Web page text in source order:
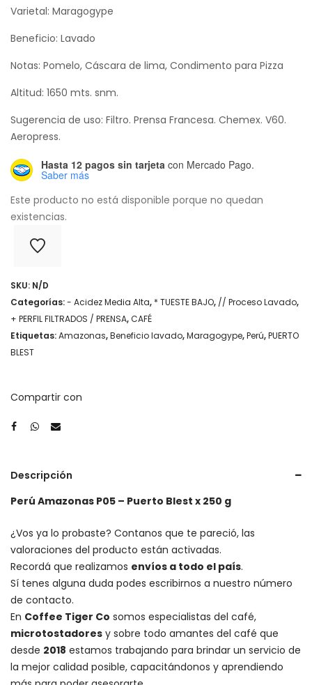
Varietal: Maragogype
Beneficio: Lavado
Notas: Pomelo, Cáscara de lima, Condimento para Pizza
Altitud: 1650 mts. snm.
Sugerencia de uso: Filtro. Prensa Francesa. Chemex. V60.
Aeropress.
Hasta 12 pagos sin tarjeta con Mercado Pago.
Saber más
Este producto no está disponible porque no quedan
existencias.
SKU: N/D
Categorías:- Acidez Media Alta, * TUESTE BAJO, // Proceso Lavado,
+ PERFIL FILTRADOS / PRENSA,CAFÉ
Etiquetas:Amazonas,Beneficio lavado,Maragogype,Perú,PUERTO
BLEST
Compartir con
Descripción
Perú Amazonas P05 – Puerto Blest x 250 g
¿Vos ya lo probaste? Contanos que te pareció, las
valoraciones del producto están activadas.
Recordá que realizamos envíos a todo el país.
Sí tenes alguna duda podes escribirnos a nuestro número
de contacto.
En Coffee Tiger Co somos especialistas del café,
microtostadores y sobre todo amantes del café que
desde 2018 estamos trabajando para brindar un servicio de
la mejor calidad posible, capacitándonos y aprendiendo